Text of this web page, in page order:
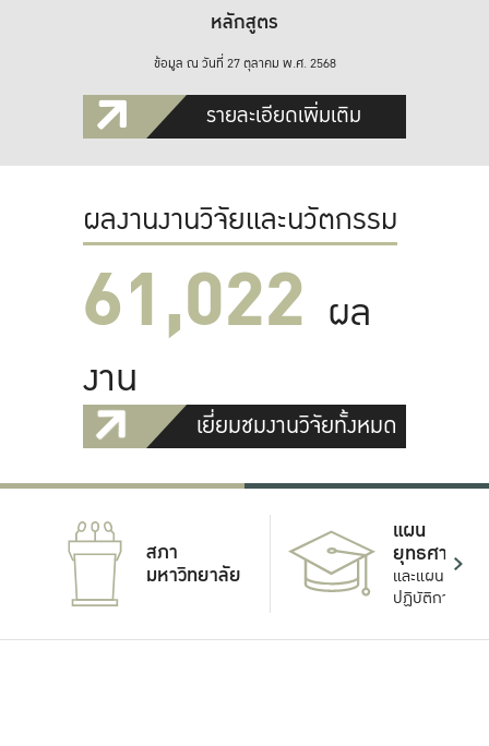
หลักสูตร
ข้อมูล ณ วันที่ 27 ตุลาคม พ.ศ. 2568
รายละเอียดเพิ่มเติม
ผลงานงานวิจัยและนวัตกรรม
61,022 ผล
งาน
เยี่ยมชมงานวิจัยทั้งหมด
สภา
มหาวิทยาลัย
แผน
ยุทธศาสตร์
และแผน
ปฏิบัติการ